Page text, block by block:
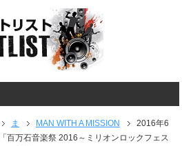
ま MAN WITH A MISSION
2016年6
百万石音楽祭 2016～ミリオンロックフェス